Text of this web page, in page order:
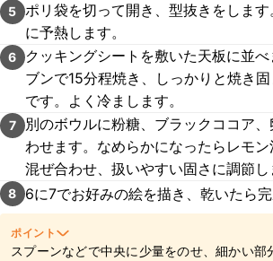
5 ポリ袋を切って開き、型抜きをしま
に予熱します。
6
クッキングシートを敷いた天板に並
ブンで15分程焼き、しっかりと焼き
です。よく冷まします。
7
別のボウルに粉糖、ブラックココア
わせます。なめらかになったらレモ
混ぜ合わせ、扱いやすい固さに調節し
8 6に7でお好みの絵を描き、乾いたら完
ポイント
スプーンなどで中央に少量をのせ、細かい部